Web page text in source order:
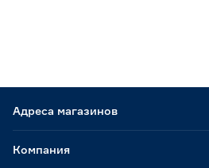
Адреса магазинов
Компания